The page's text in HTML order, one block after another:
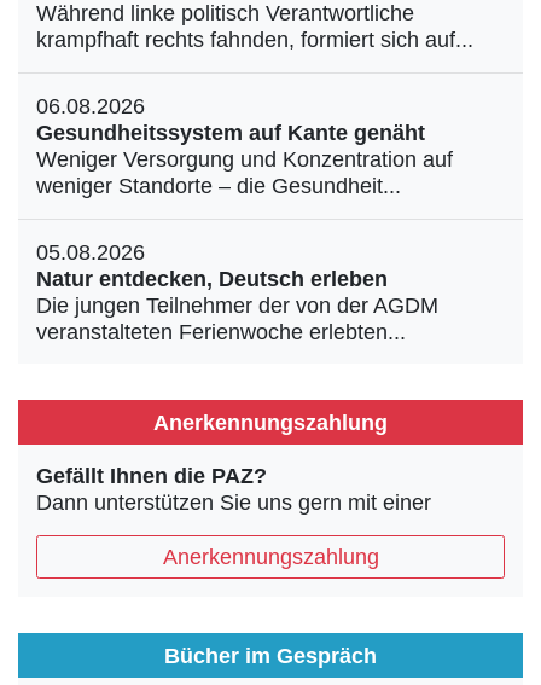
Während linke politisch Verantwortliche
krampfhaft rechts fahnden, formiert sich auf...
06.08.2026
Gesundheitssystem auf Kante genäht
Weniger Versorgung und Konzentration auf
weniger Standorte – die Gesundheit...
05.08.2026
Natur entdecken, Deutsch erleben
Die jungen Teilnehmer der von der AGDM
veranstalteten Ferienwoche erlebten...
Anerkennungszahlung
Gefällt Ihnen die PAZ?
Dann unterstützen Sie uns gern mit einer
Anerkennungszahlung
Bücher im Gespräch